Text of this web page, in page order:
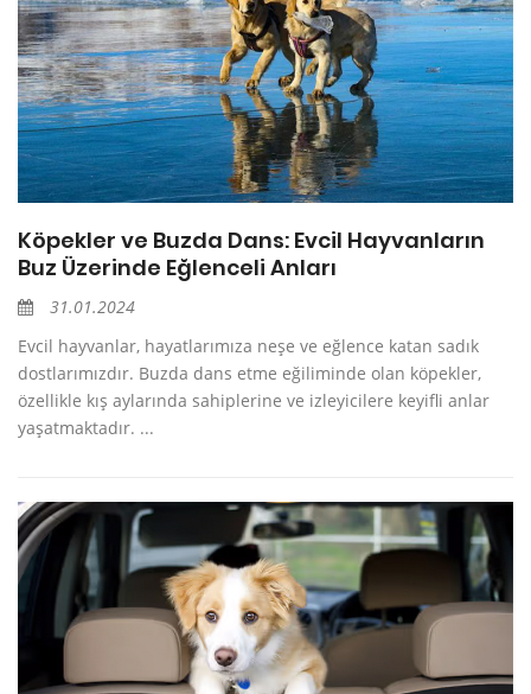
Köpekler ve Buzda Dans: Evcil Hayvanların
Buz Üzerinde Eğlenceli Anları
31.01.2024
Evcil hayvanlar, hayatlarımıza neşe ve eğlence katan sadık
dostlarımızdır. Buzda dans etme eğiliminde olan köpekler,
özellikle kış aylarında sahiplerine ve izleyicilere keyifli anlar
yaşatmaktadır. ...